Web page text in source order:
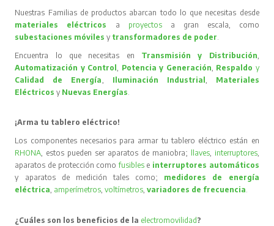
Nuestras Familias de productos abarcan todo lo que necesitas desde
materiales eléctricos
a proyectos
a gran escala, como
subestaciones móvilesy transformadores de poder.
Encuentra lo que necesitas en Transmisión y Distribución,
Automatización y Control, Potencia y Generación, Respaldo y
Calidad de Energía, Iluminación Industrial , Materiales
Eléctricos y Nuevas Energías.
¡Arma tu tablero eléctrico!
Los componentes necesarios para armar tu tablero eléctrico están en
RHONA, estos pueden ser aparatos de maniobra; llaves, interruptores,
aparatos de protección comofusibles e interruptores automáticos
y aparatos de medición tales como; medidores de energía
eléctrica, amperímetros,voltímetros,variadores de frecuencia.
¿Cuáles son los beneficios de la electromovilidad ?